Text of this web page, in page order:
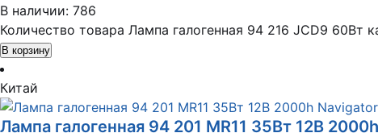
В наличии: 786
Количество товара Лампа галогенная 94 216 JCD9
В корзину
Китай
Лампа галогенная 94 201 MR11 35Вт 12В